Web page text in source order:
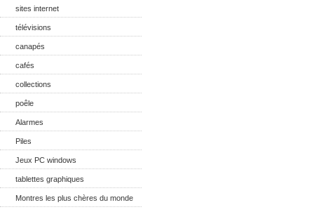
sites internet
télévisions
canapés
cafés
collections
poêle
Alarmes
Piles
Jeux PC windows
tablettes graphiques
Montres les plus chères du monde